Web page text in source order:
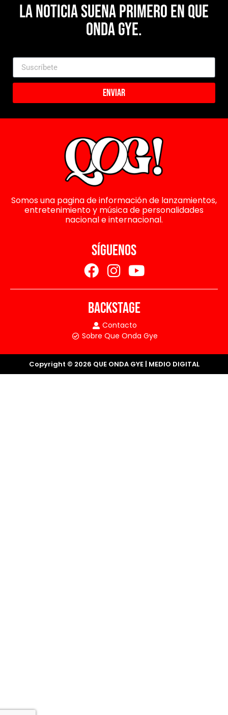
La noticia suena primero en Que
Onda Gye.
Enviar
Somos una pagina de información de lanzamientos,
entretenimiento y música de personalidades
nacional e internacional.
SÍGUENOS
BACKSTAGE
Contacto
Sobre Que Onda Gye
Copyright © 2026 QUE ONDA GYE | MEDIO DIGITAL